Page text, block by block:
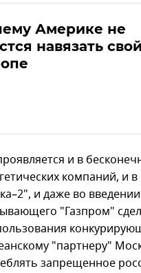
Америке не
навязать
и в
компаний, и
и даже во
"Газпром"
"партнеру"
запрещенное